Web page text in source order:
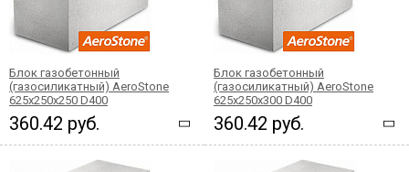
Блок газобетонный
(газосиликатный) AeroStone
625x250x250 D400
360.42 руб.
Блок газобетонный
(газосиликатный) AeroStone
625x250x300 D400
360.42 руб.